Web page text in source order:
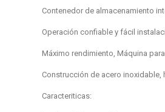
Contenedor de almacenamiento
Operación confiable y fácil
Máximo rendimiento, Máquina
Construcción de acero inoxidable,
Caracteriticas: